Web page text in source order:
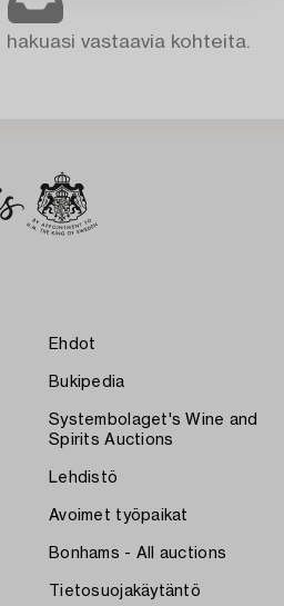
vastaavia kohteita.
Ehdot
Bukipedia
Systembolaget's Wine and
Spirits Auctions
Lehdistö
Avoimet työpaikat
Bonhams - All auctions
Tietosuojakäytäntö